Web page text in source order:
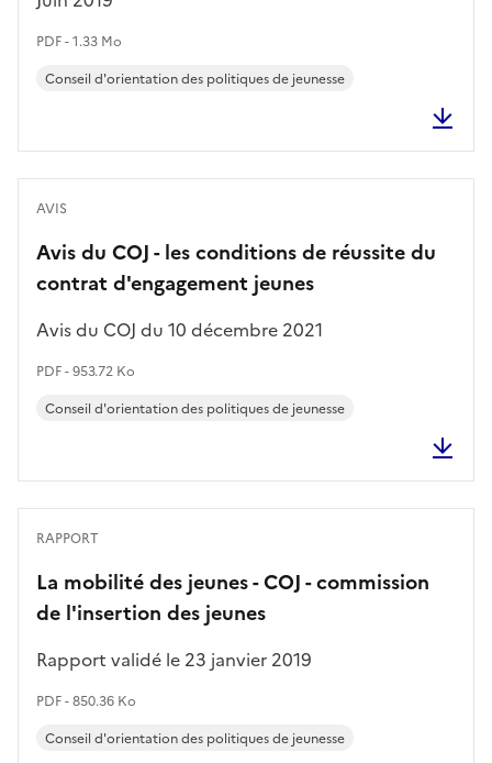
PDF - 1.33 Mo
Conseil d'orientation des politiques de jeunesse
AVIS
Avis du COJ - les conditions de réussite du
contrat d'engagement jeunes
Avis du COJ du 10 décembre 2021
PDF - 953.72 Ko
Conseil d'orientation des politiques de jeunesse
RAPPORT
La mobilité des jeunes - COJ - commission
de l'insertion des jeunes
Rapport validé le 23 janvier 2019
PDF - 850.36 Ko
Conseil d'orientation des politiques de jeunesse